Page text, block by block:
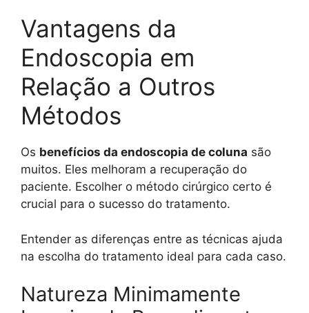
Vantagens da
Endoscopia em
Relação a Outros
Métodos
Os benefícios da endoscopia de coluna são
muitos. Eles melhoram a recuperação do
paciente. Escolher o método cirúrgico certo é
crucial para o sucesso do tratamento.
Entender as diferenças entre as técnicas ajuda
na escolha do tratamento ideal para cada caso.
Natureza Minimamente